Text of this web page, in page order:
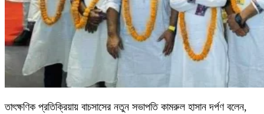
তাৎক্ষণিক প্রতিক্রিয়ায় বাচসাসের নতুন সভাপতি কামরুল হাসান দর্পণ বলেন,